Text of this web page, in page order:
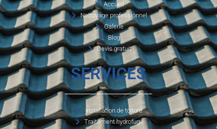
Accueil
Nettoyage professionnel
Galerie
Blog
Devis gratuit
SERVICES
Installation de toiture
Traitement hydrofuge